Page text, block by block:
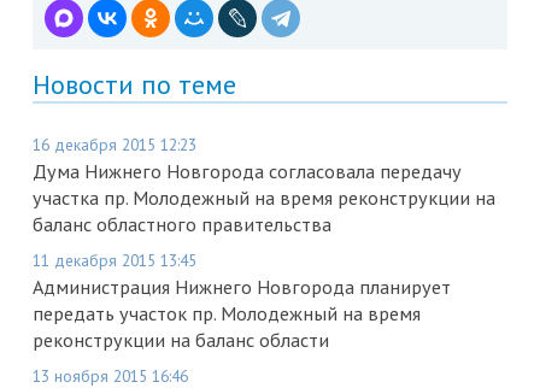
Новости по теме
16 декабря 2015 12:23
Дума Нижнего Новгорода согласовала передачу
участка пр. Молодежный на время реконструкции на
баланс областного правительства
11 декабря 2015 13:45
Администрация Нижнего Новгорода планирует
передать участок пр. Молодежный на время
реконструкции на баланс области
13 ноября 2015 16:46